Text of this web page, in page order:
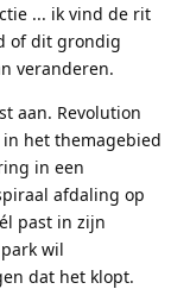
... ik vind de rit
of dit grondig
veranderen.
aan. Revolution
het themagebied
in een
afdaling op
past in zijn
wil
dat het klopt.